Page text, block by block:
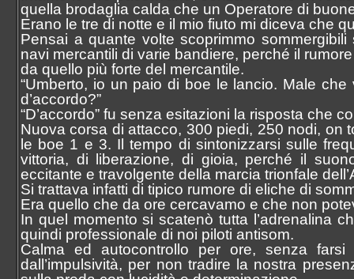
quella brodaglia calda che un Operatore di
Erano le tre di notte e il mio fiuto mi diceva che
Pensai a quante volte scoprimmo
navi mercantili di varie bandiere, perché il
da quello più forte del mercantile.
“Umberto, io un paio di boe le lancio. Male
d’accordo?”
“D’accordo” fu senza esitazioni la risposta che
Nuova corsa di attacco, 300 piedi, 250 nodi, on
le boe 1 e 3. Il tempo di sintonizzarsi sulle
vittoria, di liberazione, di gioia, perché il
eccitante e travolgente della marcia trionfale
Si trattava infatti di tipico rumore di eliche di
Era quello che da ore cercavamo e che non
In quel momento si scatenò tutta l’adrenalina
quindi professionale di noi piloti antisom.
Calma ed autocontrollo per ore, senza
dall’impulsività, per non tradire la nostra